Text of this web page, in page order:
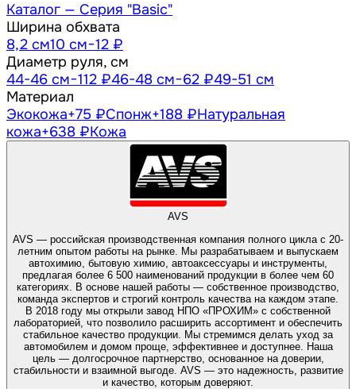
Каталог — Серия "Basic"
Ширина обхвата
8,2 см10 см−12 ₽
Диаметр руля, см
44-46 см−112 ₽46-48 см−62 ₽49-51 см
Материал
Экокожа+75 ₽Спонж+188 ₽Натуральная
кожа+638 ₽Кожа
AVS
AVS — российская производственная компания полного цикла с 20-
летним опытом работы на рынке. Мы разрабатываем и выпускаем
автохимию, бытовую химию, автоаксессуары и инструменты,
предлагая более 6 500 наименований продукции в более чем 60
категориях. В основе нашей работы — собственное производство,
команда экспертов и строгий контроль качества на каждом этапе.
В 2018 году мы открыли завод НПО «ПРОХИМ» с собственной
лабораторией, что позволило расширить ассортимент и обеспечить
стабильное качество продукции. Мы стремимся делать уход за
автомобилем и домом проще, эффективнее и доступнее. Наша
цель — долгосрочное партнерство, основанное на доверии,
стабильности и взаимной выгоде. AVS — это надежность, развитие
и качество, которым доверяют.